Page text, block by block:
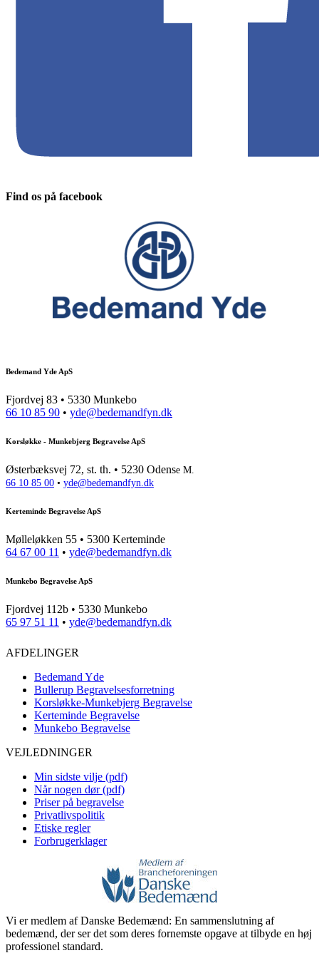
Find os på facebook
Bedemand Yde ApS
Fjordvej 83 • 5330 Munkebo
66 10 85 90 • yde@bedemandfyn.dk
Korsløkke - Munkebjerg Begravelse ApS
Østerbæksvej 72, st. th. • 5230 Odense M.
66 10 85 00 • yde@bedemandfyn.dk
Kerteminde Begravelse ApS
Mølleløkken 55 • 5300 Kerteminde
64 67 00 11 • yde@bedemandfyn.dk
Munkebo Begravelse ApS
Fjordvej 112b • 5330 Munkebo
65 97 51 11 • yde@bedemandfyn.dk
AFDELINGER
Bedemand Yde
Bullerup Begravelsesforretning
Korsløkke-Munkebjerg Begravelse
Kerteminde Begravelse
Munkebo Begravelse
VEJLEDNINGER
Min sidste vilje (pdf)
Når nogen dør (pdf)
Priser på begravelse
Privatlivspolitik
Etiske regler
Forbrugerklager
Vi er medlem af Danske Bedemænd: En sammenslutning af
bedemænd, der ser det som deres fornemste opgave at tilbyde en høj
professionel standard.